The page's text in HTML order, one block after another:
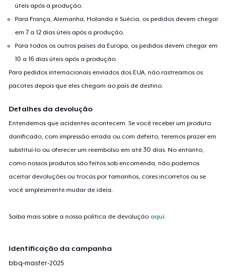
úteis após a produção.
Para França, Alemanha, Holanda e Suécia, os pedidos devem chegar
em 7 a 12 dias úteis após a produção.
Para todos os outros países da Europa, os pedidos devem chegar em
10 a 16 dias úteis após a produção.
Para pedidos internacionais enviados dos EUA, não rastreamos os
pacotes depois que eles chegam ao país de destino.
Detalhes da devolução
Entendemos que acidentes acontecem. Se você receber um produto
danificado, com impressão errada ou com defeito, teremos prazer em
substituí-lo ou oferecer um reembolso em até 30 dias. No entanto,
como nossos produtos são feitos sob encomenda, não podemos
aceitar devoluções ou trocas por tamanhos, cores incorretos ou se
você simplesmente mudar de ideia.
Saiba mais sobre a nossa política de devolução aqui.
Identificação da campanha
bbq-master-2025